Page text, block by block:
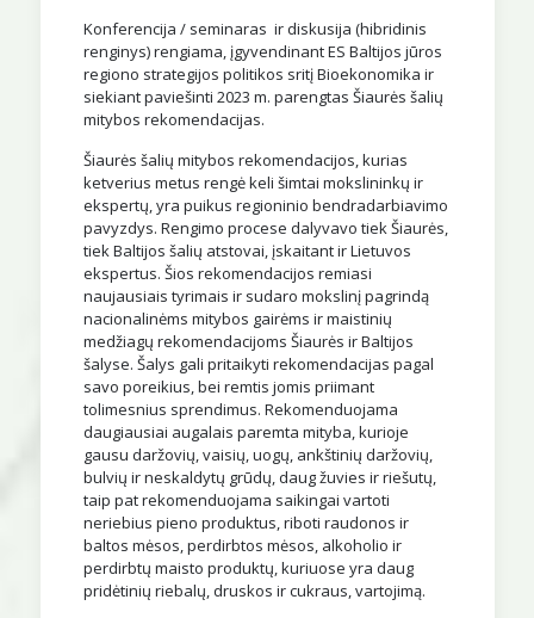
Konferencija / seminaras ir diskusija (hibridinis
renginys) rengiama, įgyvendinant ES Baltijos jūros
regiono strategijos politikos sritį Bioekonomika ir
siekiant paviešinti 2023 m. parengtas Šiaurės šalių
mitybos rekomendacijas.
Šiaurės šalių mitybos rekomendacijos, kurias
ketverius metus rengė keli šimtai mokslininkų ir
ekspertų, yra puikus regioninio bendradarbiavimo
pavyzdys. Rengimo procese dalyvavo tiek Šiaurės,
tiek Baltijos šalių atstovai, įskaitant ir Lietuvos
ekspertus. Šios rekomendacijos remiasi
naujausiais tyrimais ir sudaro mokslinį pagrindą
nacionalinėms mitybos gairėms ir maistinių
medžiagų rekomendacijoms Šiaurės ir Baltijos
šalyse. Šalys gali pritaikyti rekomendacijas pagal
savo poreikius, bei remtis jomis priimant
tolimesnius sprendimus. Rekomenduojama
daugiausiai augalais paremta mityba, kurioje
gausu daržovių, vaisių, uogų, ankštinių daržovių,
bulvių ir neskaldytų grūdų, daug žuvies ir riešutų,
taip pat rekomenduojama saikingai vartoti
neriebius pieno produktus, riboti raudonos ir
baltos mėsos, perdirbtos mėsos, alkoholio ir
perdirbtų maisto produktų, kuriuose yra daug
pridėtinių riebalų, druskos ir cukraus, vartojimą.